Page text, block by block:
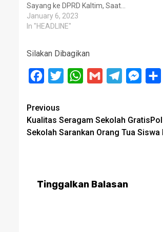
Sayang ke DPRD Kaltim, Saat…
January 6, 2023
In "HEADLINE"
Silakan Dibagikan
Facebook
Twitter WhatsApp
Gmail Telegram
Post
navigation
Previous
Kualitas Seragam Sekolah
Sekolah Sarankan Orang Tua
Tinggalkan Balasan